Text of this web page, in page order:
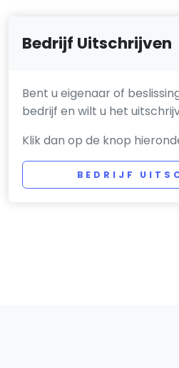
Bedrijf Uitschrijven
Bent u eigenaar of
bedrijf en wilt u het
Klik dan op de knop
BEDRIJF